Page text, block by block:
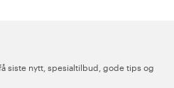
siste nytt, spesialtilbud, gode tips og